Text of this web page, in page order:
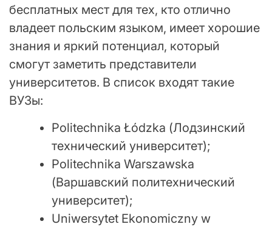
бесплатных мест для тех, кто отлично
владеет польским языком, имеет хорошие
знания и яркий потенциал, который
смогут заметить представители
университетов. В список входят такие
ВУЗы:
Politechnika Łódzka (Лодзинский
технический университет);
Politechnika Warszawska
(Варшавский политехнический
университет);
Uniwersytet Ekonomiczny w